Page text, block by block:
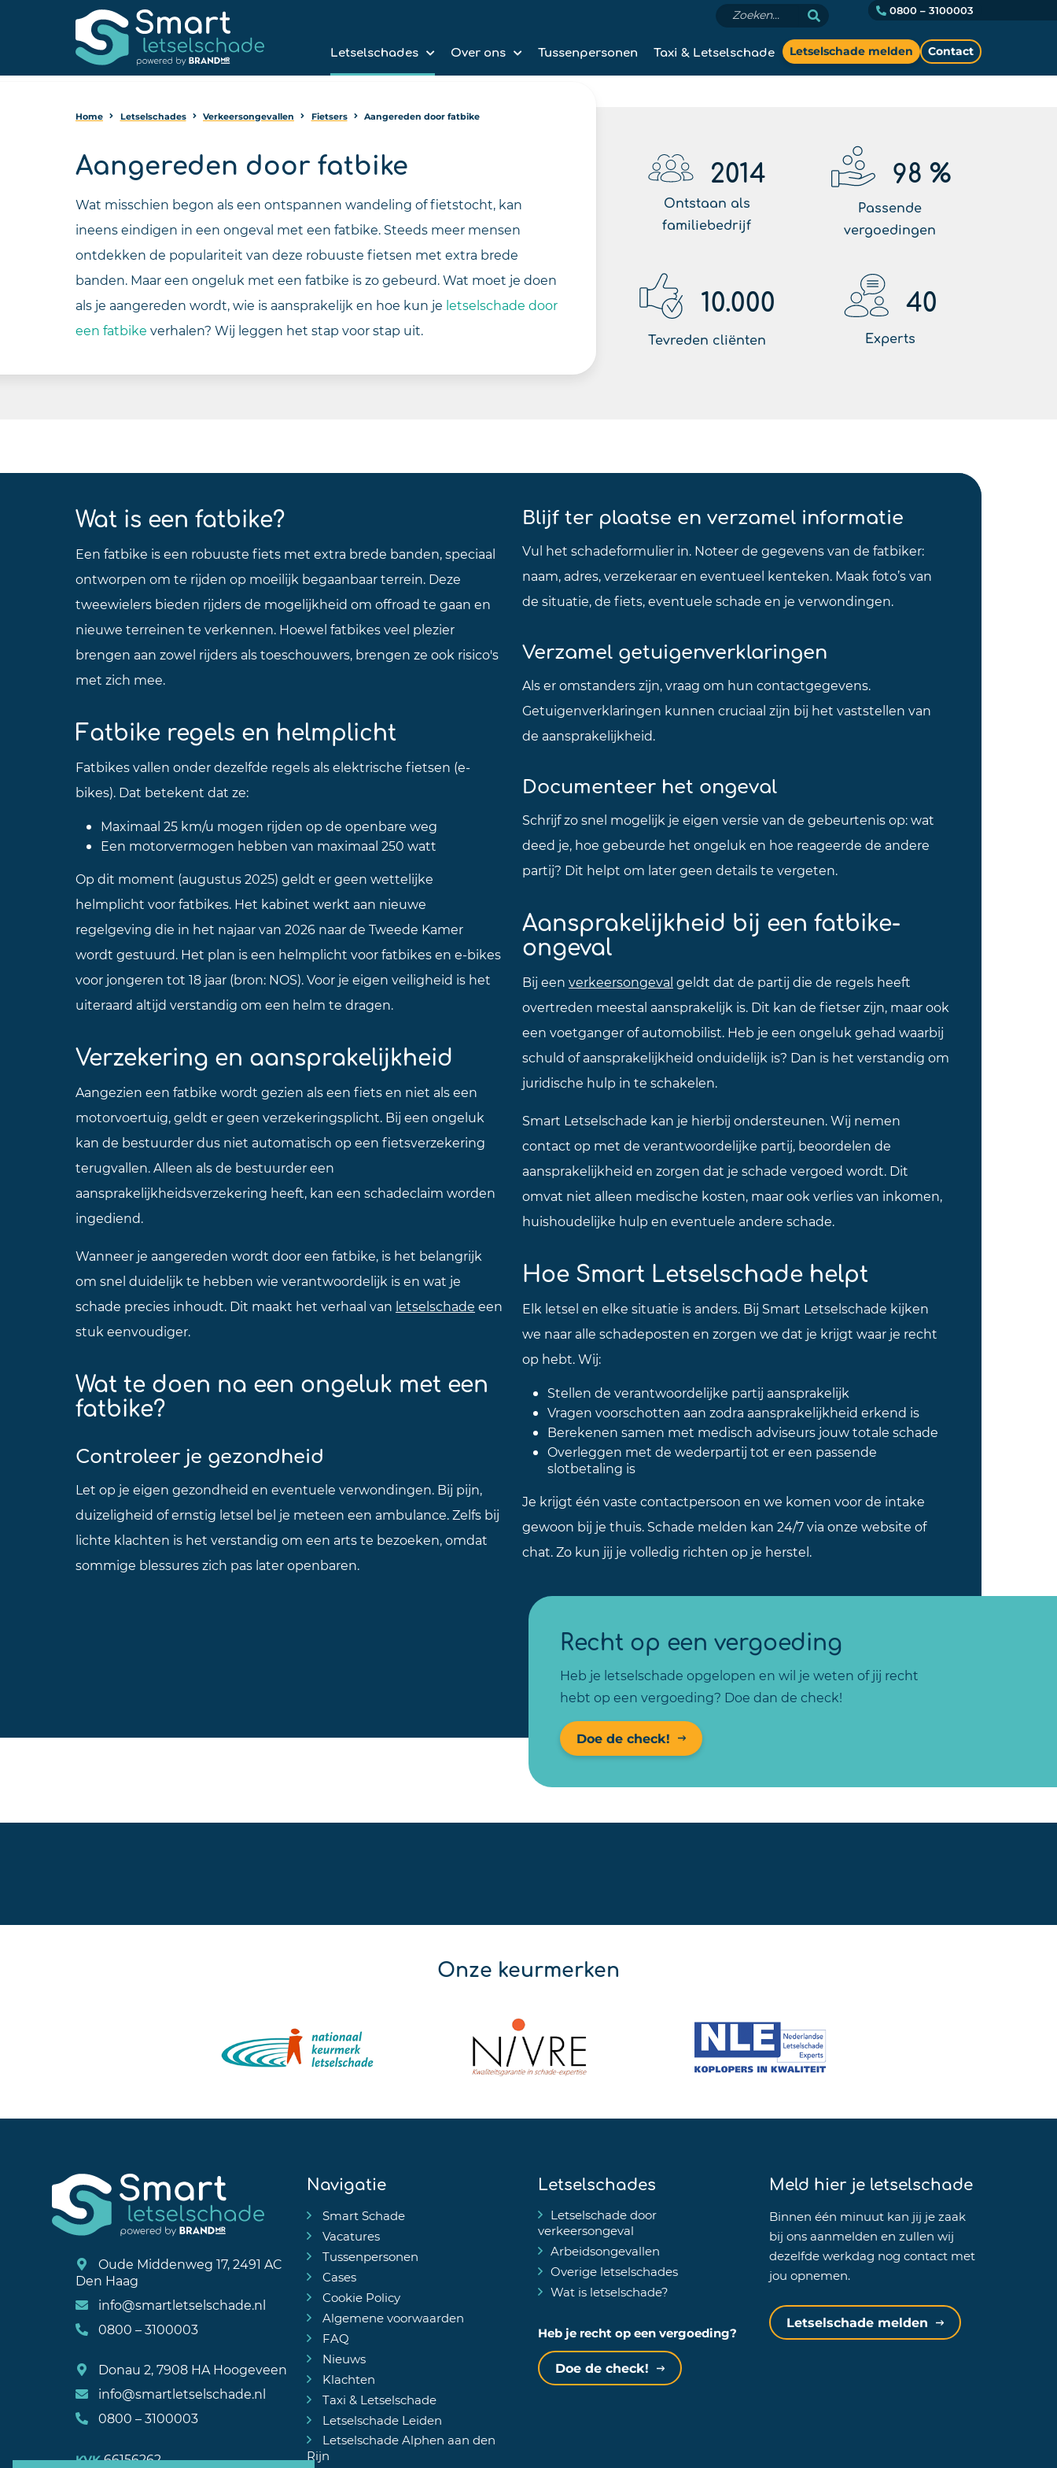
0800 – 3100003
Letselschades Over ons Tussenpersonen Taxi & Letselschade Letselschade melden Contact
Home Letselschades Verkeersongevallen Fietsers Aangereden door fatbike
Aangereden door fatbike
Wat misschien begon als een ontspannen wandeling of fietstocht, kan
ineens eindigen in een ongeval met een fatbike. Steeds meer mensen
ontdekken de populariteit van deze robuuste fietsen met extra brede
banden. Maar een ongeluk met een fatbike is zo gebeurd. Wat moet je doen
als je aangereden wordt, wie is aansprakelijk en hoe kun je letselschade door
een fatbike verhalen? Wij leggen het stap voor stap uit.
2014
Ontstaan als
familiebedrijf
98 %
Passende
vergoedingen
10.000
Tevreden cliënten
40
Experts
Wat is een fatbike?
Een fatbike is een robuuste fiets met extra brede banden, speciaal
ontworpen om te rijden op moeilijk begaanbaar terrein. Deze
tweewielers bieden rijders de mogelijkheid om offroad te gaan en
nieuwe terreinen te verkennen. Hoewel fatbikes veel plezier
brengen aan zowel rijders als toeschouwers, brengen ze ook risico's
met zich mee.
Fatbike regels en helmplicht
Fatbikes vallen onder dezelfde regels als elektrische fietsen (e-
bikes). Dat betekent dat ze:
Maximaal 25 km/u mogen rijden op de openbare weg
Een motorvermogen hebben van maximaal 250 watt
Op dit moment (augustus 2025) geldt er geen wettelijke
helmplicht voor fatbikes. Het kabinet werkt aan nieuwe
regelgeving die in het najaar van 2026 naar de Tweede Kamer
wordt gestuurd. Het plan is een helmplicht voor fatbikes en e-bikes
voor jongeren tot 18 jaar (bron: NOS). Voor je eigen veiligheid is het
uiteraard altijd verstandig om een helm te dragen.
Verzekering en aansprakelijkheid
Aangezien een fatbike wordt gezien als een fiets en niet als een
motorvoertuig, geldt er geen verzekeringsplicht. Bij een ongeluk
kan de bestuurder dus niet automatisch op een fietsverzekering
terugvallen. Alleen als de bestuurder een
aansprakelijkheidsverzekering heeft, kan een schadeclaim worden
ingediend.
Wanneer je aangereden wordt door een fatbike, is het belangrijk
om snel duidelijk te hebben wie verantwoordelijk is en wat je
schade precies inhoudt. Dit maakt het verhaal van letselschade een
stuk eenvoudiger.
Wat te doen na een ongeluk met een
fatbike?
Controleer je gezondheid
Let op je eigen gezondheid en eventuele verwondingen. Bij pijn,
duizeligheid of ernstig letsel bel je meteen een ambulance. Zelfs bij
lichte klachten is het verstandig om een arts te bezoeken, omdat
sommige blessures zich pas later openbaren.
Blijf ter plaatse en verzamel informatie
Vul het schadeformulier in. Noteer de gegevens van de fatbiker:
naam, adres, verzekeraar en eventueel kenteken. Maak foto’s van
de situatie, de fiets, eventuele schade en je verwondingen.
Verzamel getuigenverklaringen
Als er omstanders zijn, vraag om hun contactgegevens.
Getuigenverklaringen kunnen cruciaal zijn bij het vaststellen van
de aansprakelijkheid.
Documenteer het ongeval
Schrijf zo snel mogelijk je eigen versie van de gebeurtenis op: wat
deed je, hoe gebeurde het ongeluk en hoe reageerde de andere
partij? Dit helpt om later geen details te vergeten.
Aansprakelijkheid bij een fatbike-
ongeval
Bij een verkeersongeval geldt dat de partij die de regels heeft
overtreden meestal aansprakelijk is. Dit kan de fietser zijn, maar ook
een voetganger of automobilist. Heb je een ongeluk gehad waarbij
schuld of aansprakelijkheid onduidelijk is? Dan is het verstandig om
juridische hulp in te schakelen.
Smart Letselschade kan je hierbij ondersteunen. Wij nemen
contact op met de verantwoordelijke partij, beoordelen de
aansprakelijkheid en zorgen dat je schade vergoed wordt. Dit
omvat niet alleen medische kosten, maar ook verlies van inkomen,
huishoudelijke hulp en eventuele andere schade.
Hoe Smart Letselschade helpt
Elk letsel en elke situatie is anders. Bij Smart Letselschade kijken
we naar alle schadeposten en zorgen we dat je krijgt waar je recht
op hebt. Wij:
Stellen de verantwoordelijke partij aansprakelijk
Vragen voorschotten aan zodra aansprakelijkheid erkend is
Berekenen samen met medisch adviseurs jouw totale schade
Overleggen met de wederpartij tot er een passende
slotbetaling is
Je krijgt één vaste contactpersoon en we komen voor de intake
gewoon bij je thuis. Schade melden kan 24/7 via onze website of
chat. Zo kun jij je volledig richten op je herstel.
Recht op een vergoeding
Heb je letselschade opgelopen en wil je weten of jij recht
hebt op een vergoeding? Doe dan de check!
Doe de check!
Onze keurmerken
Oude Middenweg 17, 2491 AC
Den Haag
info@smartletselschade.nl
0800 – 3100003
Donau 2, 7908 HA Hoogeveen
info@smartletselschade.nl
0800 – 3100003
KVK66156262
Navigatie
Smart Schade
Vacatures
Tussenpersonen
Cases
Cookie Policy
Algemene voorwaarden
FAQ
Nieuws
Klachten
Taxi & Letselschade
Letselschade Leiden
Letselschade Alphen aan den
Rijn
Letselschades
Letselschade door
verkeersongeval
Arbeidsongevallen
Overige letselschades
Wat is letselschade?
Heb je recht op een vergoeding?
Doe de check!
Meld hier je letselschade
Binnen één minuut kan jij je zaak
bij ons aanmelden en zullen wij
dezelfde werkdag nog contact met
jou opnemen.
Letselschade melden